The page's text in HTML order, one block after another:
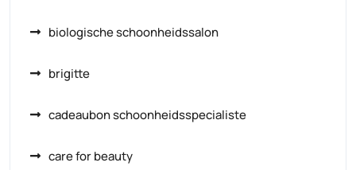
biologische schoonheidssalon
brigitte
cadeaubon schoonheidsspecialiste
care for beauty